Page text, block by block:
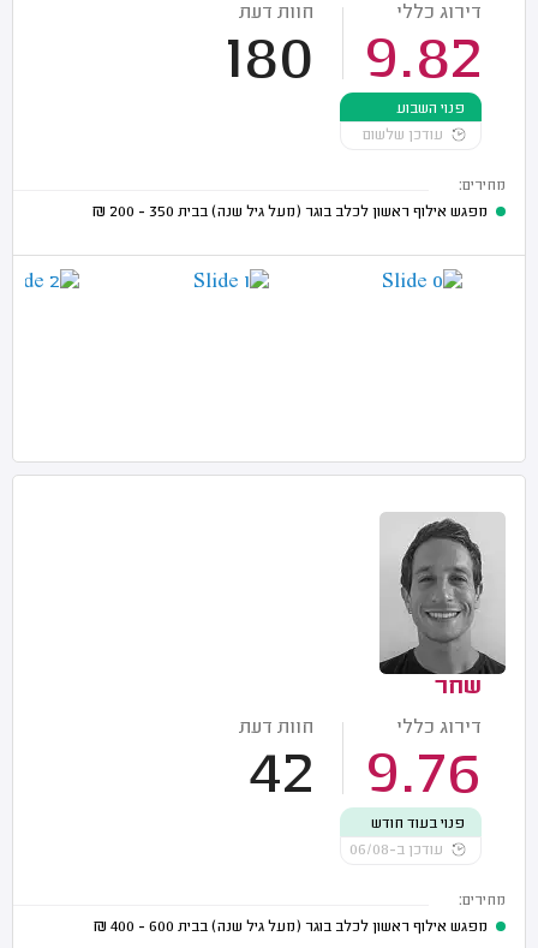
דירוג כללי
9.82
חוות דעת
180
פנוי השבוע
עודכן שלשום
מחירים:
מפגש אילוף ראשון לכלב בוגר (מעל גיל שנה) בבית 350 - 200
₪
שחר
דירוג כללי
9.76
חוות דעת
42
פנוי בעוד חודש
עודכן ב-06/08
מחירים:
מפגש אילוף ראשון לכלב בוגר (מעל גיל שנה) בבית 600 - 400
₪